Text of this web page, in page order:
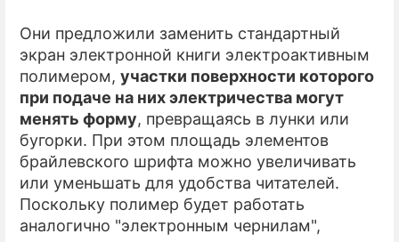
Они предложили заменить стандартный
экран электронной книги электроактивным
полимером, участки поверхности которого
при подаче на них электричества могут
менять форму, превращаясь в лунки или
бугорки. При этом площадь элементов
брайлевского шрифта можно увеличивать
или уменьшать для удобства читателей.
Поскольку полимер будет работать
аналогично "электронным чернилам",